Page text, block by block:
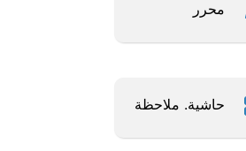
محرر
حاشية. ملاحظة